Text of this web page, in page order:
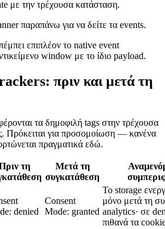
με την τρέχουσα κατάσταση.
παραπάνω για να δείτε τα events.
επιπλέον το native event
window με το ίδιο payload.
πριν και μετά τη
τα δημοφιλή tags στην τρέχουσα
Πρόκειται για προσομοίωση — κανένα
πραγματικά εδώ.
τη
Μετά τη
συγκατάθεση
denied
Consent
Mode: granted
Το storage
μόνο μετά τη
analytics· σε
πιθανά τα